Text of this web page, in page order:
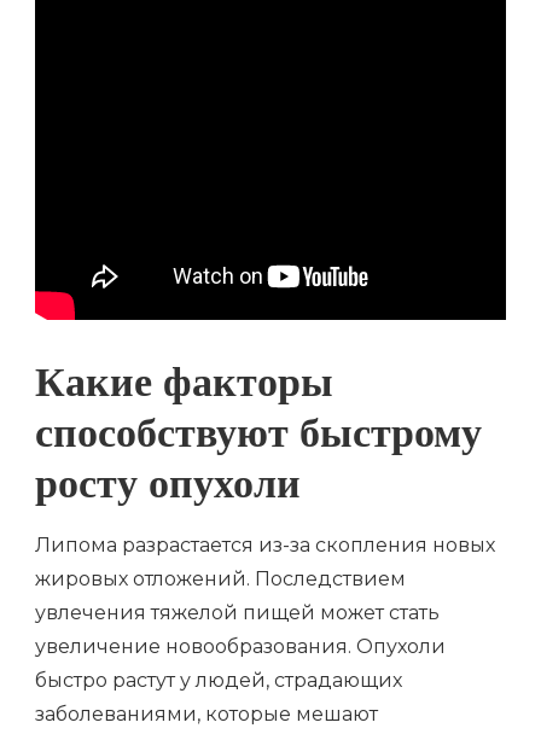
Какие факторы
способствуют быстрому
росту опухоли
Липома разрастается из-за скопления новых
жировых отложений. Последствием
увлечения тяжелой пищей может стать
увеличение новообразования. Опухоли
быстро растут у людей, страдающих
заболеваниями, которые мешают